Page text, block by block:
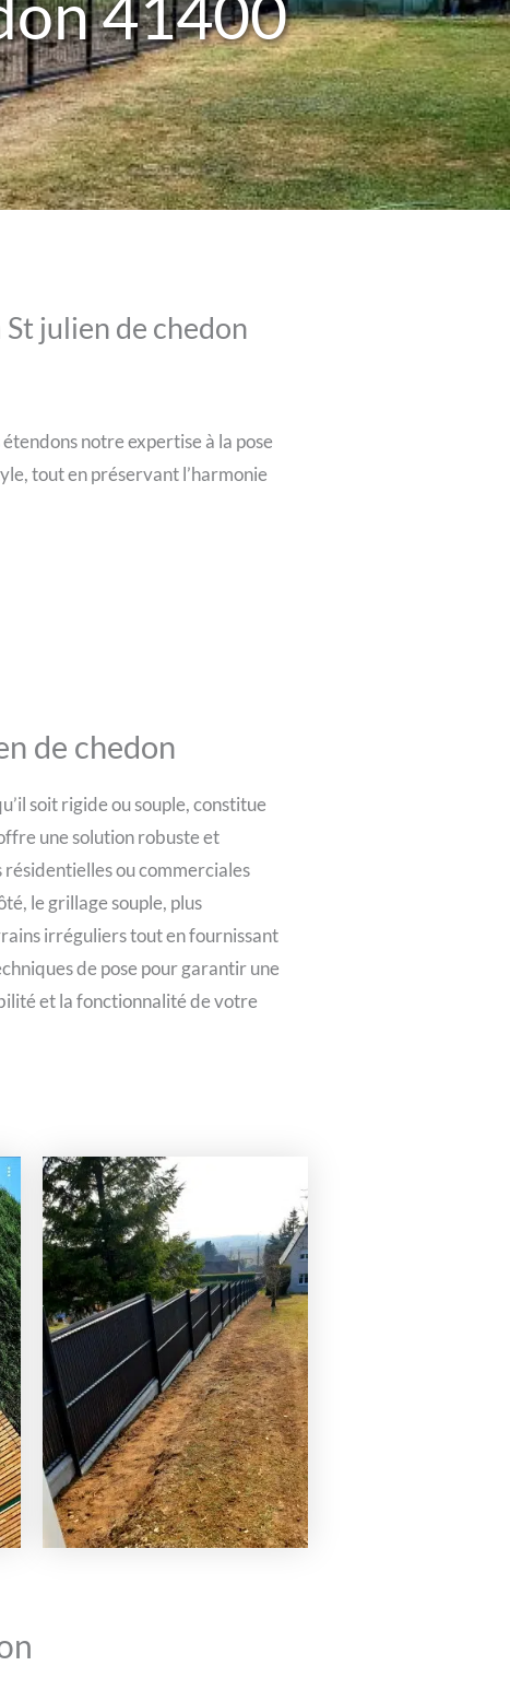
julien de chedon
notre expertise à la pose
tout en préservant l’harmonie
de chedon
soit rigide ou souple, constitue
une solution robuste et
ou commerciales
le grillage souple, plus
irréguliers tout en fournissant
de pose pour garantir une
et la fonctionnalité de votre